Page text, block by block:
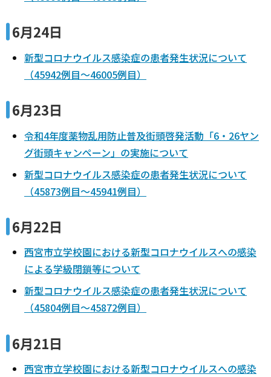
6月24日
新型コロナウイルス感染症の患者発生状況について
（45942例目～46005例目）
6月23日
令和4年度薬物乱用防止普及街頭啓発活動「6・26ヤン
グ街頭キャンペーン」の実施について
新型コロナウイルス感染症の患者発生状況について
（45873例目～45941例目）
6月22日
西宮市立学校園における新型コロナウイルスへの感染
による学級閉鎖等について
新型コロナウイルス感染症の患者発生状況について
（45804例目～45872例目）
6月21日
西宮市立学校園における新型コロナウイルスへの感染